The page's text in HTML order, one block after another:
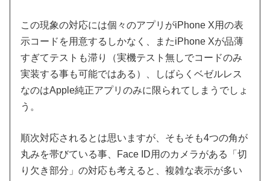
この現象の対応には個々のアプリがiPhone X用の表
示コードを用意するしかなく、またiPhone Xが品薄
すぎてテストも滞り（実機テスト無しでコードのみ
実装する事も可能ではある）、しばらくベゼルレス
なのはApple純正アプリのみに限られてしまうでしょ
う。
順次対応されるとは思いますが、そもそも4つの角が
丸みを帯びている事、Face ID用のカメラがある「切
り欠き部分」の対応も考えると、複雑な表示が多い